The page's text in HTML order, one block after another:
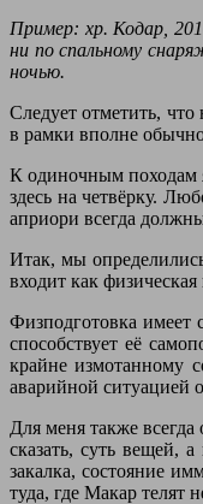
Пример: хр. Кодар,
ни по спальному
ночью.
Следует отметить,
в рамки вполне
К одиночным походам
здесь на четвёрку.
априори всегда
Итак, мы
входит как
Физподготовка имеет
способствует её
крайне измотанному
аварийной ситуацией
Для меня также
сказать, суть вещей,
закалка, состояние
туда, где Макар телят